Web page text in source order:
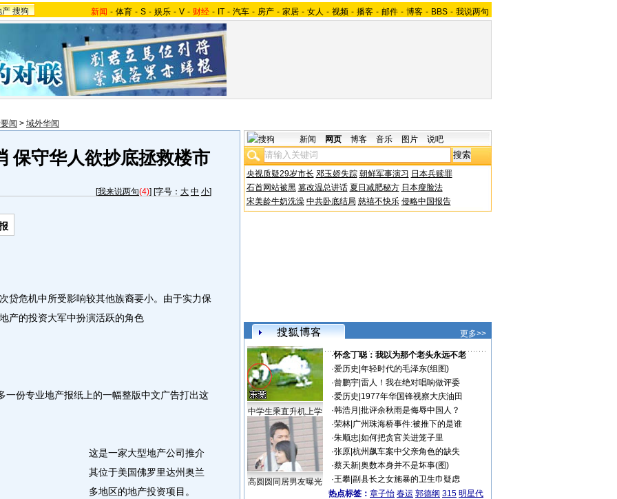
产 搜狗 新闻 - 体育 - S - 娱乐 - V - 财经 - IT - 汽车 - 房产 - 家居 - 女人 - 视频 - 播客 - 邮件 - 博客 - BBS - 我说两句
闻 > 域外华闻
保守华人欲抄底拯救楼市
[我来说两句(4)] [字号： 大 中 小]
危机中所受影响较其他族裔要小。由于实力保
产的投资大军中扮演活跃的角色
份专业地产报纸上的一幅整版中文广告打出这
这是一家大型地产公司推介
其位于美国佛罗里达州奥兰
多地区的地产投资项目。
新闻 网页 博客 音乐 图片 说吧
央视质疑29岁市长 邓玉娇失踪 朝鲜军事演习 日本兵赎罪
石首网站被黑 篡改温总讲话 夏日减肥秘方 日本瘦脸法
宋美龄牛奶洗澡 中共卧底结局 慈禧不快乐 侵略中国报告
更多>>
中学生乘直升机上学
高圆圆同居男友曝光
·怀念丁聪：我以为那个老头永远不老
·爱历史 年轻时代的毛泽东(组图)
·曾鹏宇| 雷人！我在绝对唱响做评委
·爱历史 1977年华国锋视察大庆油田
·韩浩月 批评余秋雨是侮辱中国人？
·荣林| 广州珠海桥事件:被推下的是谁
·朱顺忠 如何把贪官关进笼子里
·张原| 杭州飙车案中父亲角色的缺失
·蔡天新| 奥数本身并不是坏事(图)
·王攀| 副县长之女施暴的卫生巾疑虑
热点标签： 章子怡 春运 郭德纲 315 明星代